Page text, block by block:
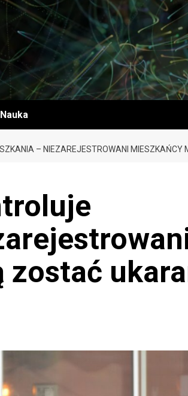
Nauka
– NIEZAREJESTROWANI MIESZKAŃCY
zostać